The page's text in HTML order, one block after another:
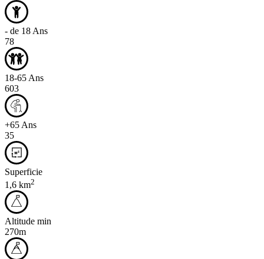
- de 18 Ans
78
18-65 Ans
603
+65 Ans
35
Superficie
1,6 km2
Altitude min
270m